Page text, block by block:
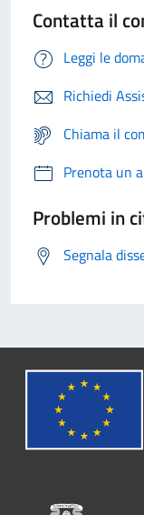
Contatta il
Leggi le
Richiedi
Chiama il
Prenota un
Problemi in
Segnala